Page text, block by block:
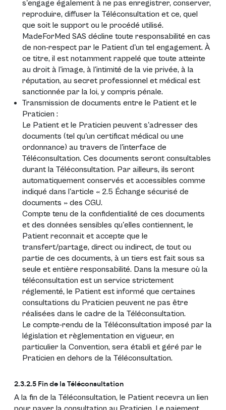
s'engage également à ne pas enregistrer, conserver,
reproduire, diffuser la Téléconsultation et ce, quel
que soit le support ou le procédé utilisé.
MadeForMed SAS décline toute responsabilité en cas
de non-respect par le Patient d'un tel engagement. À
ce titre, il est notamment rappelé que toute atteinte
au droit à l'image, à l'intimité de la vie privée, à la
réputation, au secret professionnel et médical est
sanctionnée par la loi, y compris pénale.
Transmission de documents entre le Patient et le
Praticien :
Le Patient et le Praticien peuvent s'adresser des
documents (tel qu'un certificat médical ou une
ordonnance) au travers de l'interface de
Téléconsultation. Ces documents seront consultables
durant la Téléconsultation. Par ailleurs, ils seront
automatiquement conservés et accessibles comme
indiqué dans l'article « 2.5 Échange sécurisé de
documents » des CGU.
Compte tenu de la confidentialité de ces documents
et des données sensibles qu'elles contiennent, le
Patient reconnait et accepte que le
transfert/partage, direct ou indirect, de tout ou
partie de ces documents, à un tiers est fait sous sa
seule et entière responsabilité. Dans la mesure où la
téléconsultation est un service strictement
réglementé, le Patient est informé que certaines
consultations du Praticien peuvent ne pas être
réalisées dans le cadre de la Téléconsultation.
Le compte-rendu de la Téléconsultation imposé par la
législation et règlementation en vigueur, en
particulier la Convention, sera établi et géré par le
Praticien en dehors de la Téléconsultation.
2.3.2.5 Fin de la Téléconsultation
A la fin de la Téléconsultation, le Patient recevra un lien